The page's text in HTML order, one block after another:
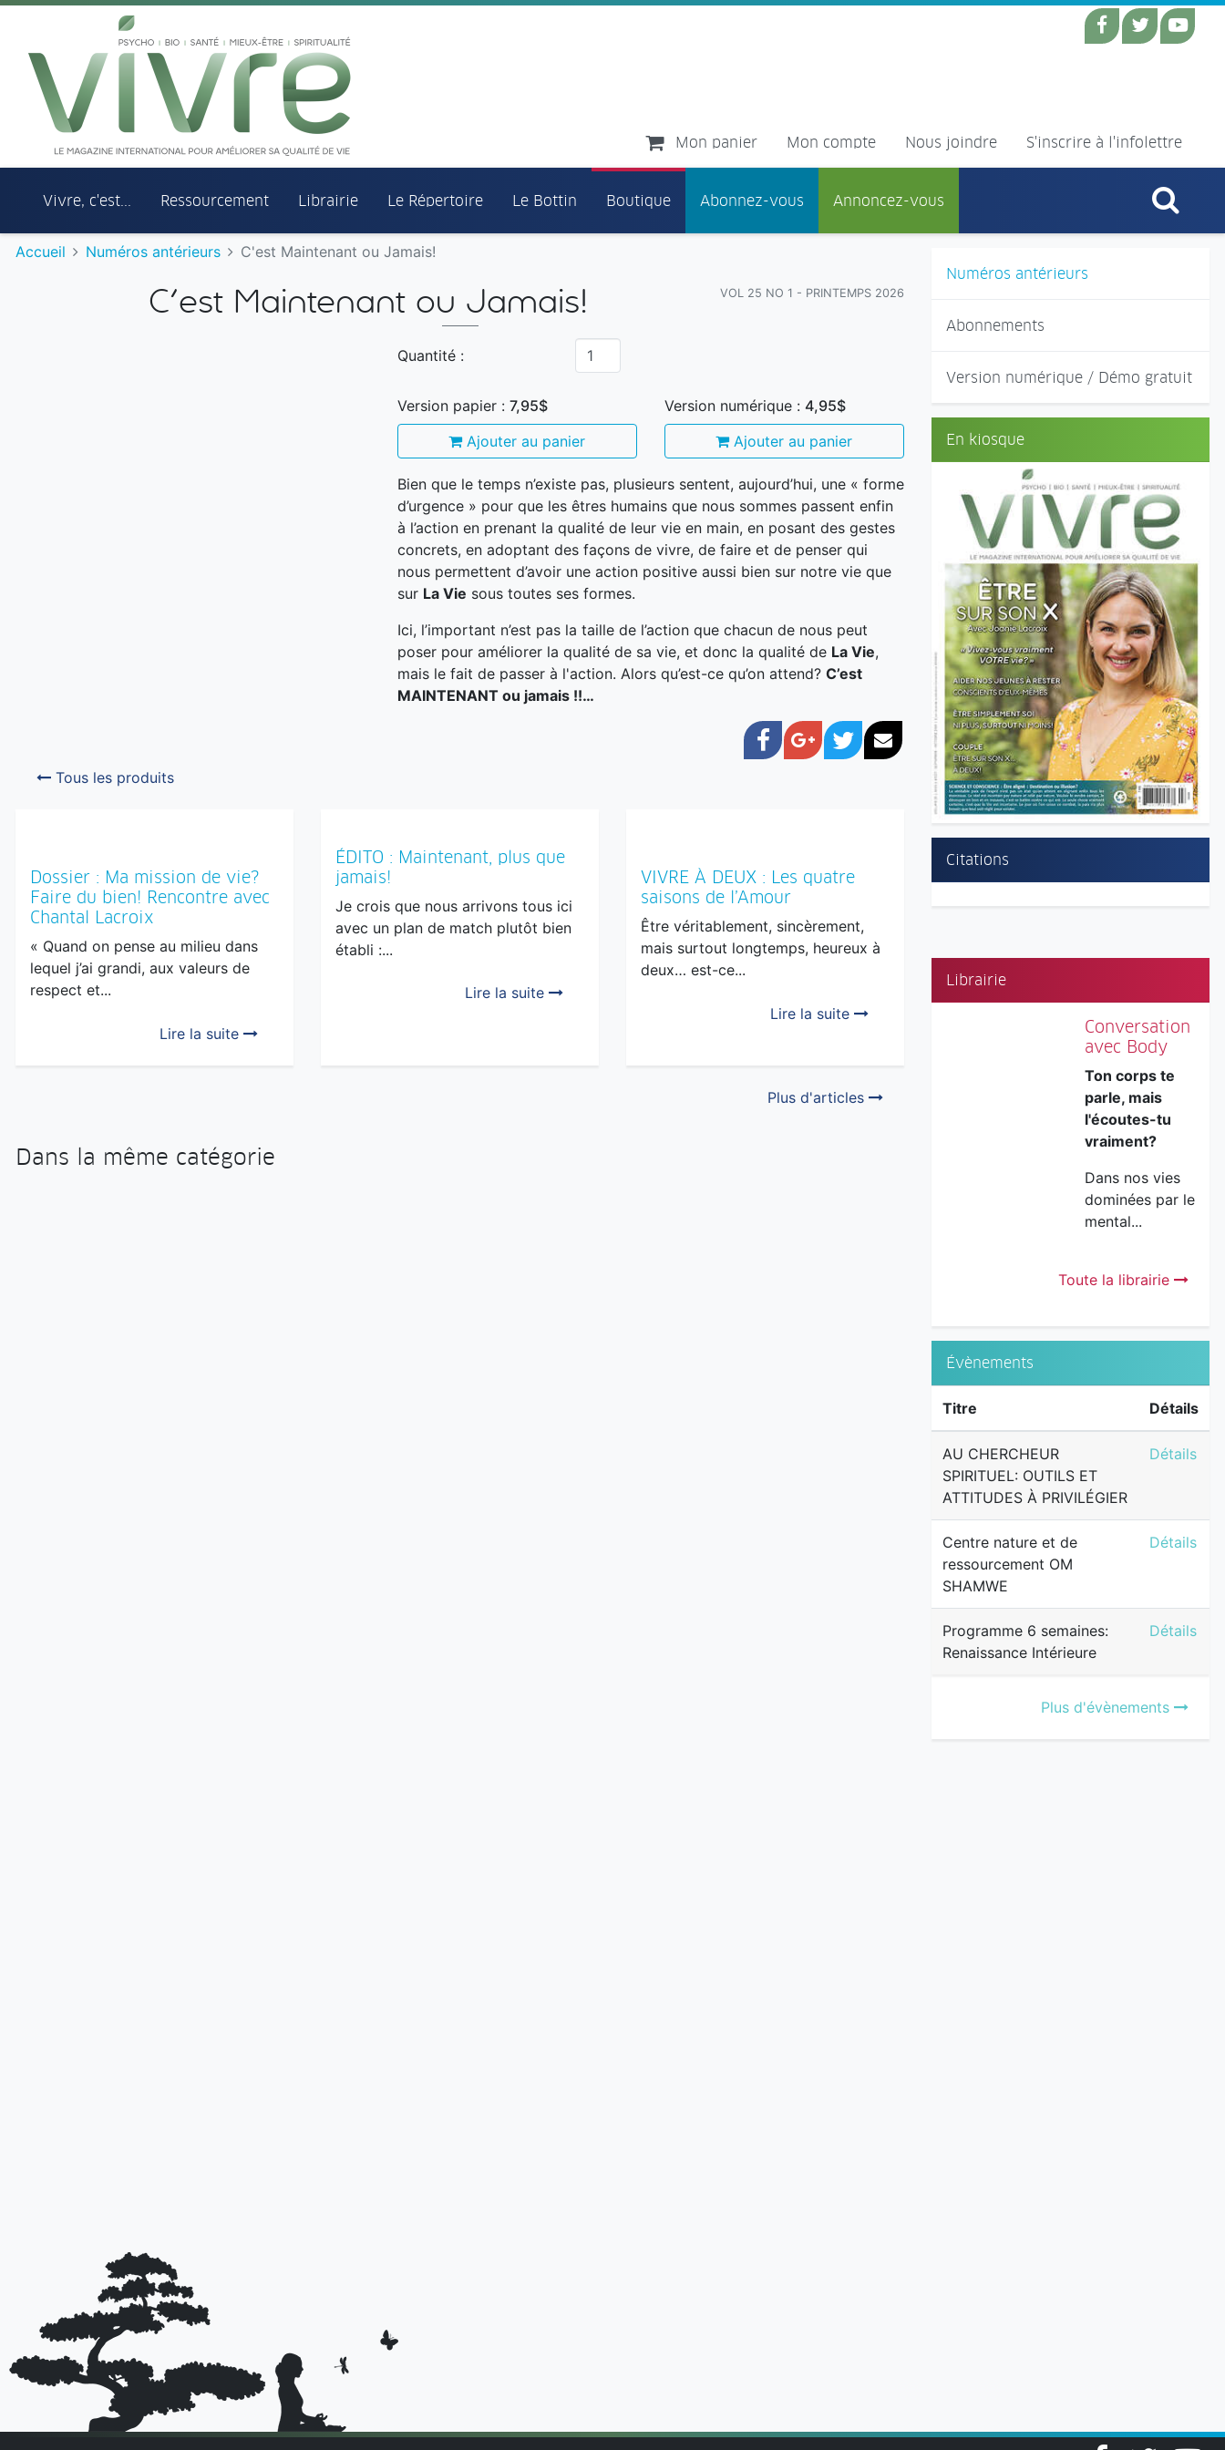
Aller au menu principal
Aller au contenu principal
Mon panier Mon compte Nous joindre S'inscrire à l'infolettre
Vivre, c'est... Ressourcement Librairie Le Répertoire Le Bottin Boutique Abonnez-vous Annoncez-vous
Numéros antérieurs
Abonnements
Version numérique / Démo gratuit
En kiosque
Citations
Librairie
Conversation
avec Body
Ton corps te
parle, mais
l'écoutes-tu
vraiment?
Dans nos vies
dominées par le
mental...
Toute la librairie
Évènements
Titre Détails
AU CHERCHEUR
SPIRITUEL: OUTILS ET
ATTITUDES À PRIVILÉGIER
AU
Détails
Centre nature et de
ressourcement OM
SHAMWE
Centre
Détails
Programme 6 semaines:
Renaissance Intérieure
Détails
Plus d'évènements
Accueil Numéros antérieurs C'est Maintenant ou Jamais!
VOL 25 NO 1 - PRINTEMPS 2026
C'est Maintenant ou Jamais!
Quantité :
Version papier : 7,95$
Ajouter au panier
Version numérique : 4,95$
Ajouter au panier
Bien que le temps n’existe pas, plusieurs sentent, aujourd’hui, une « forme
d’urgence » pour que les êtres humains que nous sommes passent enfin
à l’action en prenant la qualité de leur vie en main, en posant des gestes
concrets, en adoptant des façons de vivre, de faire et de penser qui
nous permettent d’avoir une action positive aussi bien sur notre vie que
sur La Vie sous toutes ses formes.
Ici, l’important n’est pas la taille de l’action que chacun de nous peut
poser pour améliorer la qualité de sa vie, et donc la qualité de La Vie,
mais le fait de passer à l'action. Alors qu’est-ce qu’on attend? C’est
MAINTENANT ou jamais !!…
Facebook
Google+
TwitterCourriel
Tous les produits
Dossier : Ma mission de vie?
Faire du bien! Rencontre avec
Chantal Lacroix
« Quand on pense au milieu dans
lequel j’ai grandi, aux valeurs de
respect et...
Lire la suite
ÉDITO : Maintenant, plus que
jamais!
Je crois que nous arrivons tous ici
avec un plan de match plutôt bien
établi :...
Lire la suite
VIVRE À DEUX : Les quatre
saisons de l’Amour
Être véritablement, sincèrement,
mais surtout longtemps, heureux à
deux… est-ce...
Lire la suite
Plus d'articles
Dans la même catégorie